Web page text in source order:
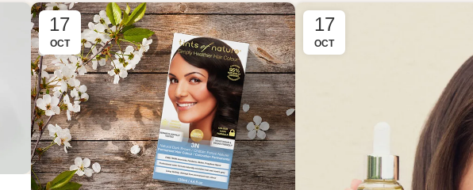
17
OCT
17
OCT